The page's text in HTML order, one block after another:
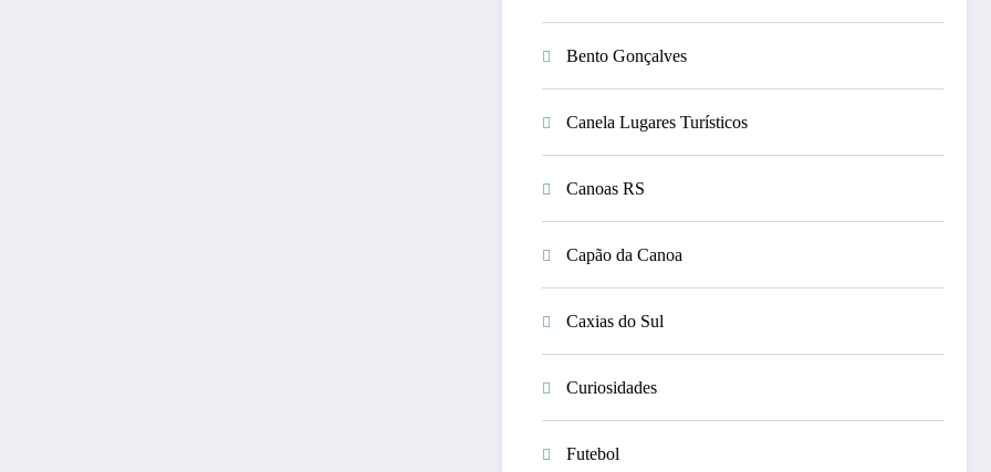
Bento Gonçalves
Canela Lugares Turísticos
Canoas RS
Capão da Canoa
Caxias do Sul
Curiosidades
Futebol